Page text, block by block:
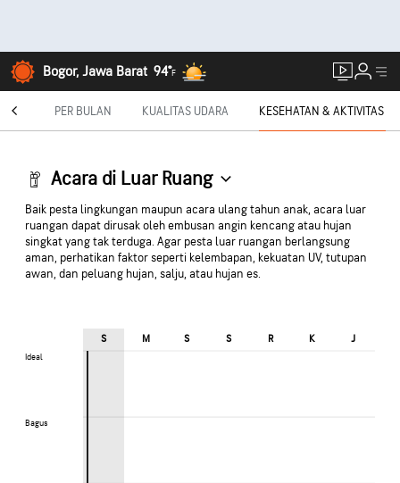
Bogor, Jawa Barat 94°F
PER BULAN KUALITAS UDARA KESEHATAN & AKTIVITAS
Acara di Luar Ruang
Baik pesta lingkungan maupun acara ulang tahun anak, acara luar
ruangan dapat dirusak oleh embusan angin kencang atau hujan
singkat yang tak terduga. Agar pesta luar ruangan berlangsung
aman, perhatikan faktor seperti kelembapan, kekuatan UV, tutupan
awan, dan peluang hujan, salju, atau hujan es.
Ideal
Bagus
S M S S R K J
Ideal
Bagus